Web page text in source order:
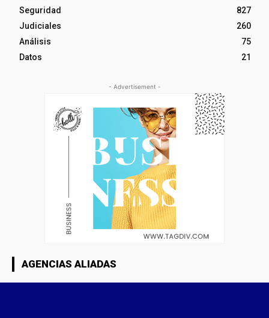
Seguridad
827
Judiciales
260
Análisis
75
Datos
21
- Advertisement -
AGENCIAS ALIADAS